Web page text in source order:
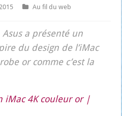
Au fil du web
Asus a pré­sen­té un
du desi­gn de l’i­Mac
or comme c’est la
iMac 4K cou­leur or |